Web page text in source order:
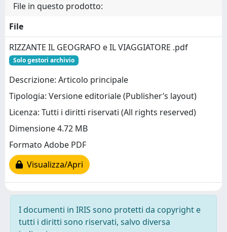
File in questo prodotto:
File
RIZZANTE IL GEOGRAFO e IL VIAGGIATORE .pdf
Solo gestori archivio
Descrizione: Articolo principale
Tipologia: Versione editoriale (Publisher’s layout)
Licenza: Tutti i diritti riservati (All rights reserved)
Dimensione 4.72 MB
Formato Adobe PDF
Visualizza/Apri
I documenti in IRIS sono protetti da copyright e
tutti i diritti sono riservati, salvo diversa